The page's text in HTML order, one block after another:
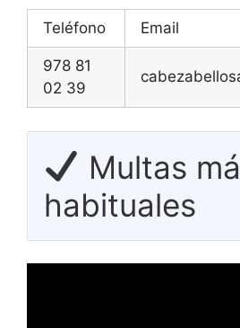
Teléfono Email
978 81
02 39
Multas
habituales